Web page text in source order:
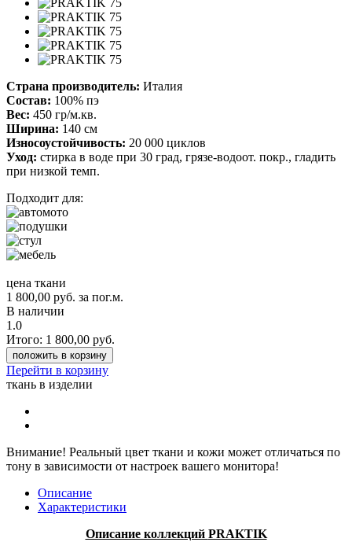
Страна производитель: Италия
Состав: 100% пэ
Вес: 450 гр/м.кв.
Ширина: 140 см
Износоустойчивость: 20 000 циклов
Уход: стирка в воде при 30 град, грязе-водоот. покр., гладить
при низкой темп.
Подходит для:
цена ткани
1 800,00 руб. за пог.м.
В наличии
1.0
Итого: 1 800,00 руб.
положить в корзину
Перейти в корзину
ткань в изделии
Внимание! Реальный цвет ткани и кожи может отличаться по
тону в зависимости от настроек вашего монитора!
Описание
Характеристики
Описание коллекций PRAKTIK